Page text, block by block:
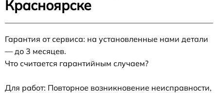
Красноярске
Гарантия от сервиса: на установленные нами детали
— до 3 месяцев.
Что считается гарантийным случаем?
Для работ: Повторное возникновение неисправности,